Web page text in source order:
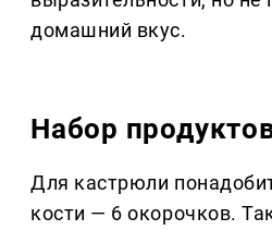
домашний вкус.
Набор
Для кастрюли
кости — 6 окорочков.